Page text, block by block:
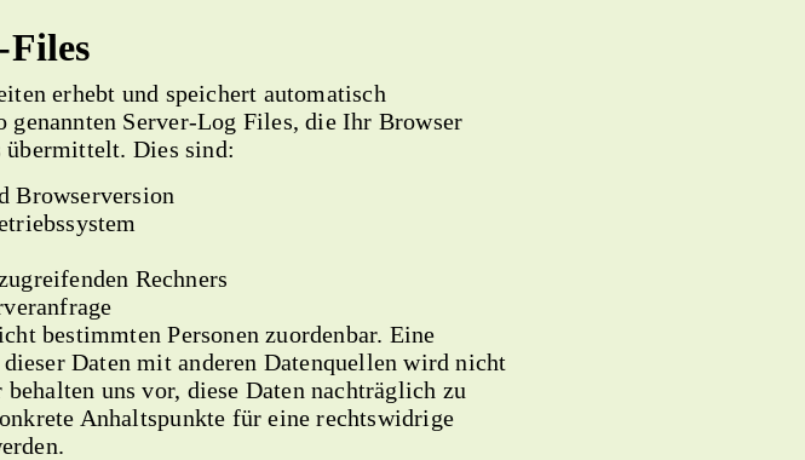
Files
erhebt und speichert automatisch
genannten Server-Log Files, die Ihr Browser
übermittelt. Dies sind:
Browserversion
Rechners
bestimmten Personen zuordenbar. Eine
Daten mit anderen Datenquellen wird nicht
uns vor, diese Daten nachträglich zu
Anhaltspunkte für eine rechtswidrige